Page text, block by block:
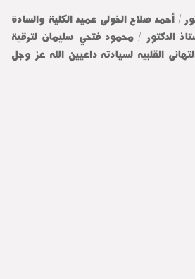
/ أحمد صلاح الخولى عميد الكلية والسادة
الدكتور / محمود فتحي سليمان لترقية
القلبيه لسيادته داعيين الله عز وجل